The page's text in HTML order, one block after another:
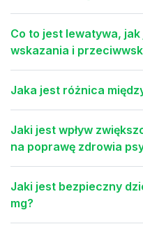
Co to jest lewatywa,
wskazania i
Jaka jest różnica
Jaki jest wpływ
na poprawę zdrowia
Jaki jest bezpieczny
mg?